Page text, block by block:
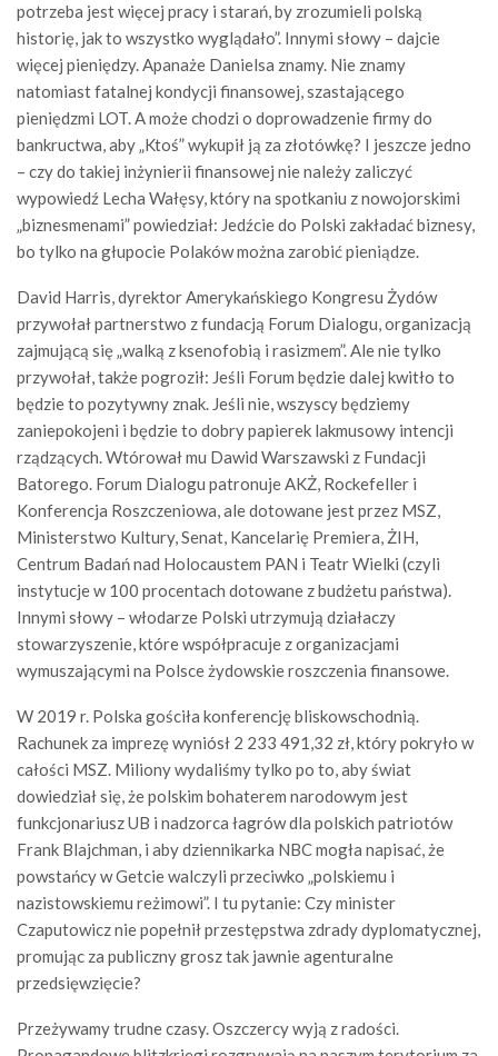
potrzeba jest więcej pracy i starań, by zrozumieli polską
historię, jak to wszystko wyglądało”. Innymi słowy – dajcie
więcej pieniędzy. Apanaże Danielsa znamy. Nie znamy
natomiast fatalnej kondycji finansowej, szastającego
pieniędzmi LOT. A może chodzi o doprowadzenie firmy do
bankructwa, aby „Ktoś” wykupił ją za złotówkę? I jeszcze jedno
– czy do takiej inżynierii finansowej nie należy zaliczyć
wypowiedź Lecha Wałęsy, który na spotkaniu z nowojorskimi
„biznesmenami” powiedział: Jedźcie do Polski zakładać biznesy,
bo tylko na głupocie Polaków można zarobić pieniądze.
David Harris, dyrektor Amerykańskiego Kongresu Żydów
przywołał partnerstwo z fundacją Forum Dialogu, organizacją
zajmującą się „walką z ksenofobią i rasizmem”. Ale nie tylko
przywołał, także pogroził: Jeśli Forum będzie dalej kwitło to
będzie to pozytywny znak. Jeśli nie, wszyscy będziemy
zaniepokojeni i będzie to dobry papierek lakmusowy intencji
rządzących. Wtórował mu Dawid Warszawski z Fundacji
Batorego. Forum Dialogu patronuje AKŻ, Rockefeller i
Konferencja Roszczeniowa, ale dotowane jest przez MSZ,
Ministerstwo Kultury, Senat, Kancelarię Premiera, ŻIH,
Centrum Badań nad Holocaustem PAN i Teatr Wielki (czyli
instytucje w 100 procentach dotowane z budżetu państwa).
Innymi słowy – włodarze Polski utrzymują działaczy
stowarzyszenie, które współpracuje z organizacjami
wymuszającymi na Polsce żydowskie roszczenia finansowe.
W 2019 r. Polska gościła konferencję bliskowschodnią.
Rachunek za imprezę wyniósł 2 233 491,32 zł, który pokryło w
całości MSZ. Miliony wydaliśmy tylko po to, aby świat
dowiedział się, że polskim bohaterem narodowym jest
funkcjonariusz UB i nadzorca łagrów dla polskich patriotów
Frank Blajchman, i aby dziennikarka NBC mogła napisać, że
powstańcy w Getcie walczyli przeciwko „polskiemu i
nazistowskiemu reżimowi”. I tu pytanie: Czy minister
Czaputowicz nie popełnił przestępstwa zdrady dyplomatycznej,
promując za publiczny grosz tak jawnie agenturalne
przedsięwzięcie?
Przeżywamy trudne czasy. Oszczercy wyją z radości.